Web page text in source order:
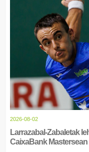
2026-08-02
Larrazabal-Zabaletak
CaixaBank Mastersean